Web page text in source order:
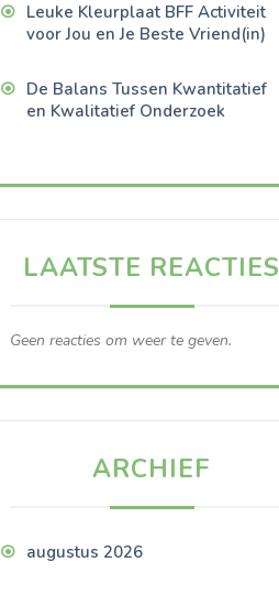
Leuke Kleurplaat BFF Activiteit
voor Jou en Je Beste Vriend(in)
De Balans Tussen Kwantitatief
en Kwalitatief Onderzoek
LAATSTE REACTIES
Geen reacties om weer te geven.
ARCHIEF
augustus 2026